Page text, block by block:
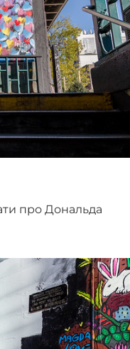
про Дональда